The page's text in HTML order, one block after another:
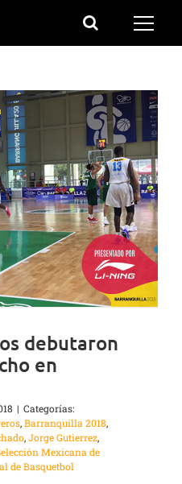
debutaron
en
| Categorías:
,Barranquilla 2018,
,Jorge Gutierrez,
Mexicana de
de Basquetbol